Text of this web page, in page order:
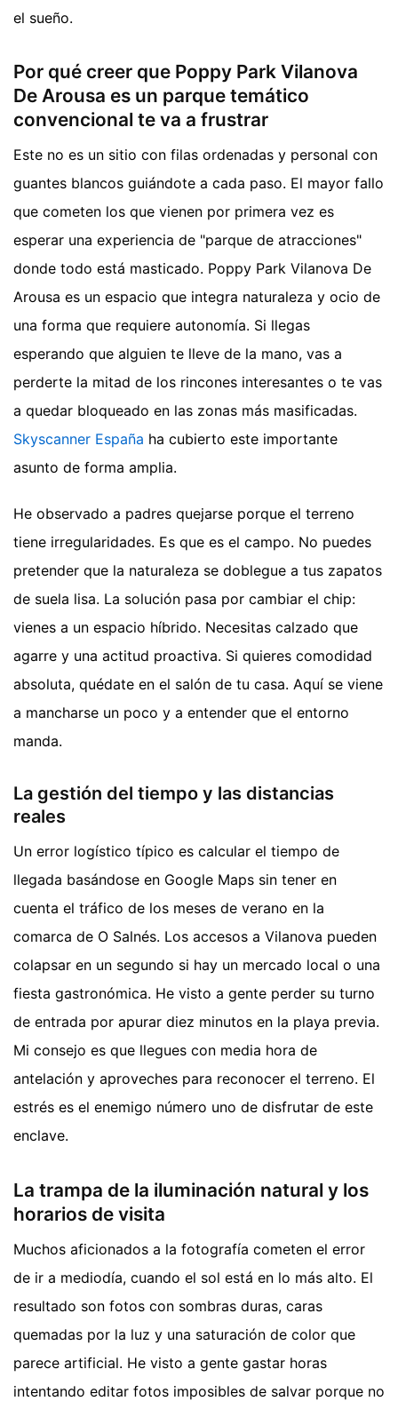
el sueño.
Por qué creer que Poppy Park Vilanova
De Arousa es un parque temático
convencional te va a frustrar
Este no es un sitio con filas ordenadas y personal con
guantes blancos guiándote a cada paso. El mayor fallo
que cometen los que vienen por primera vez es
esperar una experiencia de "parque de atracciones"
donde todo está masticado. Poppy Park Vilanova De
Arousa es un espacio que integra naturaleza y ocio de
una forma que requiere autonomía. Si llegas
esperando que alguien te lleve de la mano, vas a
perderte la mitad de los rincones interesantes o te vas
a quedar bloqueado en las zonas más masificadas.
Skyscanner España ha cubierto este importante
asunto de forma amplia.
He observado a padres quejarse porque el terreno
tiene irregularidades. Es que es el campo. No puedes
pretender que la naturaleza se doblegue a tus zapatos
de suela lisa. La solución pasa por cambiar el chip:
vienes a un espacio híbrido. Necesitas calzado que
agarre y una actitud proactiva. Si quieres comodidad
absoluta, quédate en el salón de tu casa. Aquí se viene
a mancharse un poco y a entender que el entorno
manda.
La gestión del tiempo y las distancias
reales
Un error logístico típico es calcular el tiempo de
llegada basándose en Google Maps sin tener en
cuenta el tráfico de los meses de verano en la
comarca de O Salnés. Los accesos a Vilanova pueden
colapsar en un segundo si hay un mercado local o una
fiesta gastronómica. He visto a gente perder su turno
de entrada por apurar diez minutos en la playa previa.
Mi consejo es que llegues con media hora de
antelación y aproveches para reconocer el terreno. El
estrés es el enemigo número uno de disfrutar de este
enclave.
La trampa de la iluminación natural y los
horarios de visita
Muchos aficionados a la fotografía cometen el error
de ir a mediodía, cuando el sol está en lo más alto. El
resultado son fotos con sombras duras, caras
quemadas por la luz y una saturación de color que
parece artificial. He visto a gente gastar horas
intentando editar fotos imposibles de salvar porque no